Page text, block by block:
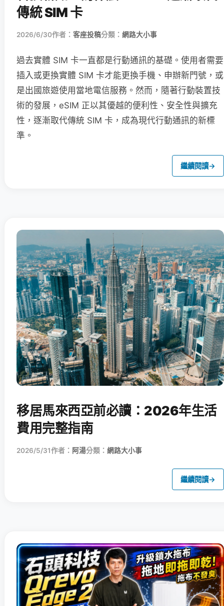
傳統 SIM 卡
2026/6/30作者： 客座投稿分類： 網路大小事
過去實體 SIM 卡一直都是行動通訊的基礎。使用者需要
插入或更換實體 SIM 卡才能更換手機、申辦新門號，或
是出國旅遊使用當地電信服務。然而，隨著行動裝置技
術的發展，eSIM 正以其優越的便利性、安全性與擴充
性，逐漸取代傳統 SIM 卡，成為現代行動通訊的新標
準。
繼續閱讀→
移居馬來西亞前必讀：2026年生活
費用完整指南
2026/5/31作者： 阿湯分類： 網路大小事
繼續閱讀→